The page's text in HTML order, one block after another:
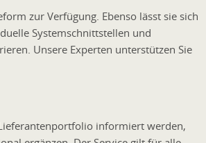
zur Verfügung. Ebenso lässt sie sich
Systemschnittstellen und
Unsere Experten unterstützen Sie
informiert werden,